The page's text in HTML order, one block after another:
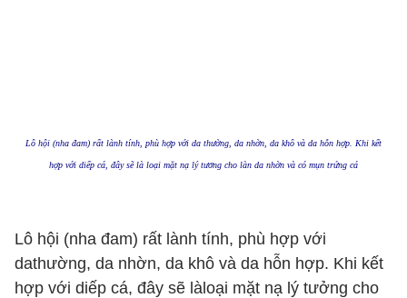
Lô hội (nha đam) rất lành tính, phù hợp với da thường, da nhờn, da khô và da hỗn hợp. Khi kết
hợp với diếp cá, đây sẽ là loại mặt nạ lý tưởng cho làn da nhờn và có mụn trứng cá
Lô hội (nha đam) rất lành tính, phù hợp với
dathường, da nhờn, da khô và da hỗn hợp. Khi kết
hợp với diếp cá, đây sẽ làloại mặt nạ lý tưởng cho